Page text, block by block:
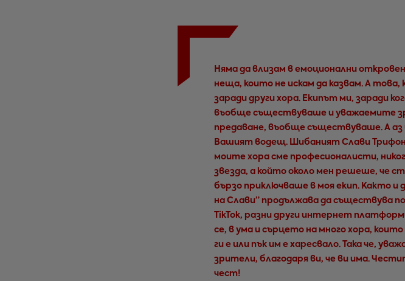
Няма да влизам в емоционални
неща, които не искам да казвам. А
заради други хора. Екипът ми, заради
въобще съществуваше и уважаемите
предаване, въобще съществуваше. А
Вашият водещ. Шибаният Слави
моите хора сме професионалисти,
звезда, а който около мен решеше, че
бързо приключваше в моя екип. Както и
на Слави” продължава да съществува
TikTok, разни други интернет
се, в ума и сърцето на много хора, които
ги е или пък им е харесвало. Така че,
зрители, благодаря ви, че ви има.
чест!